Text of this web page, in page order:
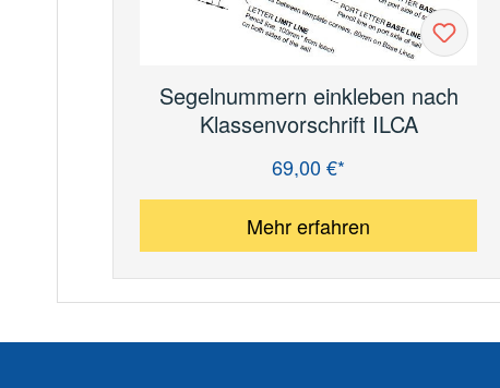
Segelnummern einkleben nach
Klassenvorschrift ILCA
Regulärer Preis:69,00 €*
Mehr erfahren